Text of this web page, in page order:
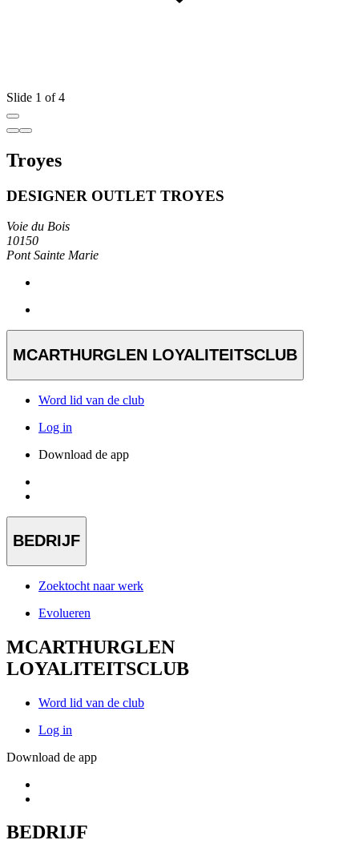
Slide 1 of 4
Troyes
DESIGNER OUTLET TROYES
Voie du Bois
10150
Pont Sainte Marie
MCARTHURGLEN LOYALITEITSCLUB
Word lid van de club
Log in
Download de app
BEDRIJF
Zoektocht naar werk
Evolueren
MCARTHURGLEN
LOYALITEITSCLUB
Word lid van de club
Log in
Download de app
BEDRIJF